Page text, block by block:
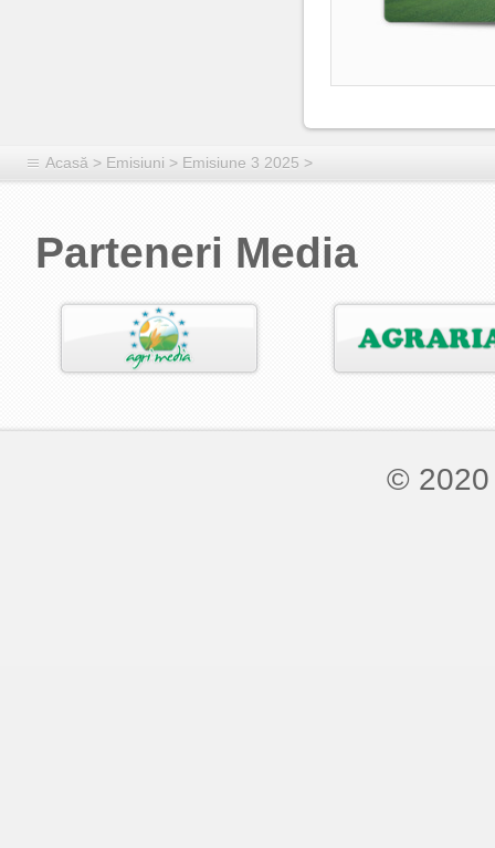
Acasă > Emisiuni > Emisiune 3 2025 >
Parteneri Media
©